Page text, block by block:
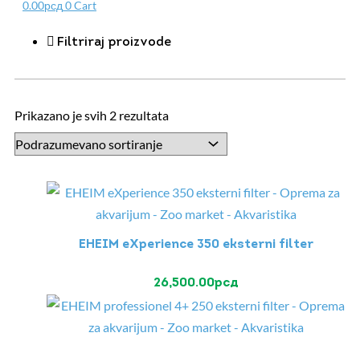
0.00рсд 0Cart
Filtriraj proizvode
Prikazano je svih 2 rezultata
EHEIM eXperience 350 eksterni filter
26,500.00рсд